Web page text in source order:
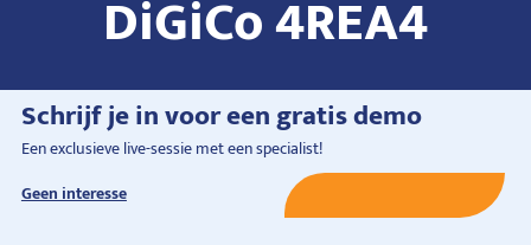
DiGiCo 4REA4
Schrijf je in voor een gratis demo
Een exclusieve live-sessie met een specialist!
Geen interesse